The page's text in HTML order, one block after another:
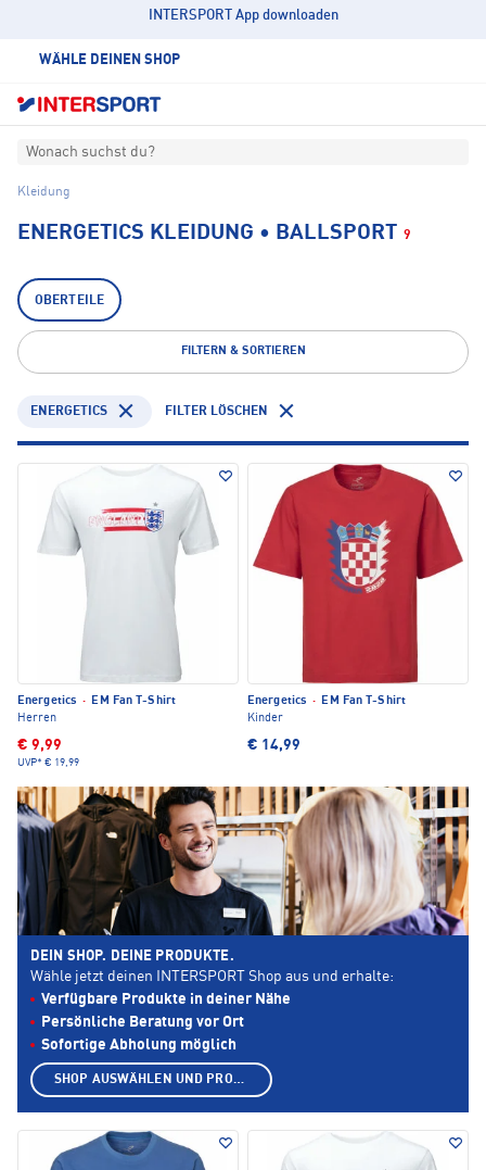
INTERSPORT App downloaden
WÄHLE DEINEN SHOP
Wonach suchst du?
Kleidung
ENERGETICS KLEIDUNG • BALLSPORT 9
OBERTEILE
FILTERN & SORTIEREN
ENERGETICS FILTER LÖSCHEN
Energetics ·
EM Fan T-Shirt
Herren
€ 9,99
UVP* € 19,99
Energetics ·
EM Fan T-Shirt
Kinder
€ 14,99
DEIN SHOP. DEINE PRODUKTE.
Wähle jetzt deinen INTERSPORT Shop aus und erhalte:
Verfügbare Produkte in deiner Nähe
Persönliche Beratung vor Ort
Sofortige Abholung möglich
SHOP AUSWÄHLEN UND PRODUKTE ANZEIGEN